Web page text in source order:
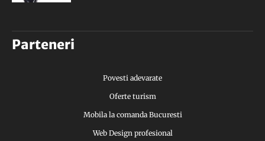
Parteneri
Povesti adevarate
Oferte turism
Mobila la comanda Bucuresti
Web Design profesional